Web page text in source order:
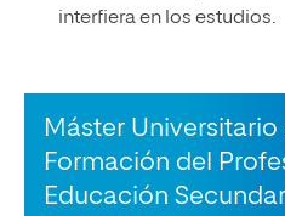
interfiera en los estudios.
Máster Universitario
Formación del
Educación